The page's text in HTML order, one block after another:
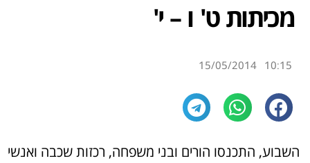
מכיתות ט' ו – י'
10:15
15/05/2014
השבוע, התכנסו הורים ובני משפחה, רכזות שכבה ואנשי